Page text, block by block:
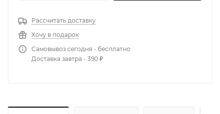
Рассчитать доставку
Хочу в подарок
Самовывоз сегодня - бесплатно
Доставка завтра - 390 ₽